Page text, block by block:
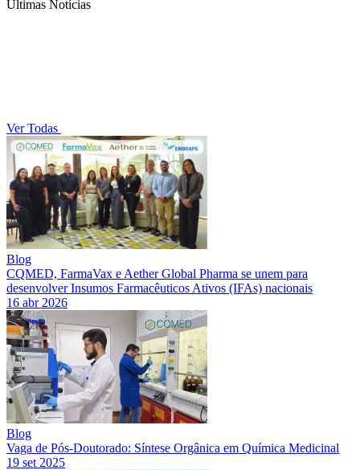
Últimas Notícias
Ver Todas
Blog
CQMED, FarmaVax e Aether Global Pharma se unem para
desenvolver Insumos Farmacêuticos Ativos (IFAs) nacionais
16 abr 2026
Blog
Vaga de Pós-Doutorado: Síntese Orgânica em Química Medicinal
19 set 2025